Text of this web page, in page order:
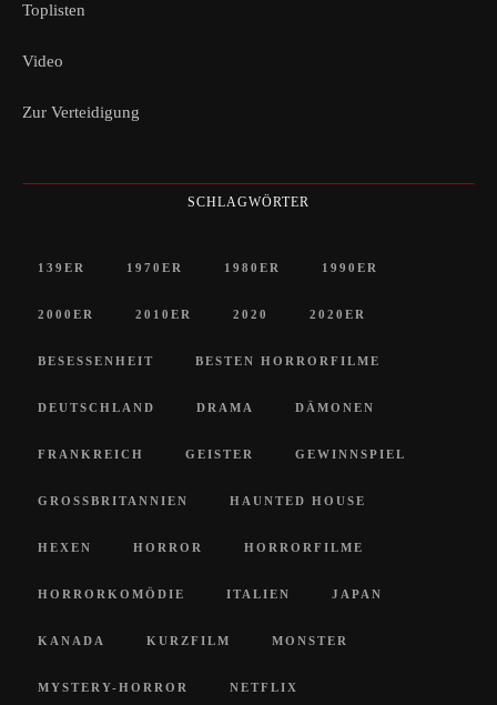
Toplisten
Video
Zur Verteidigung
SCHLAGWÖRTER
139ER 1970ER 1980ER 1990ER
2000ER 2010ER 2020 2020ER
BESESSENHEIT BESTEN HORRORFILME
DEUTSCHLAND DRAMA DÄMONEN
FRANKREICH GEISTER GEWINNSPIEL
GROSSBRITANNIEN HAUNTED HOUSE
HEXEN HORROR HORRORFILME
HORRORKOMÖDIE ITALIEN JAPAN
KANADA KURZFILM MONSTER
MYSTERY-HORROR NETFLIX